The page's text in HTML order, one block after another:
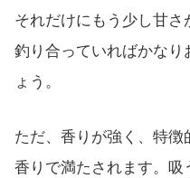
それだけにもう少し甘
釣り合っていればかなり
ょう。
ただ、香りが強く、特
香りで満たされます。